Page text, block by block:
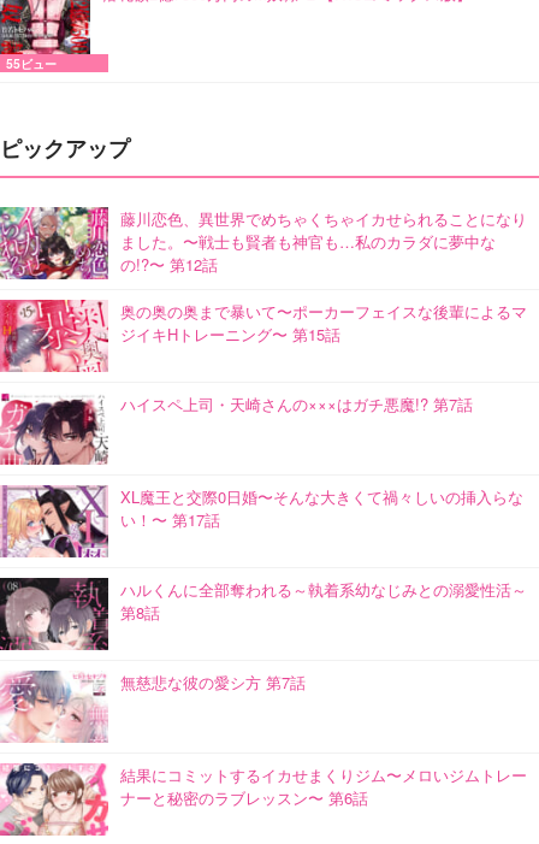
55ビュー
ピックアップ
藤川恋色、異世界でめちゃくちゃイカせられることになり
ました。〜戦士も賢者も神官も…私のカラダに夢中な
の!?〜 第12話
奥の奥の奥まで暴いて〜ポーカーフェイスな後輩によるマ
ジイキHトレーニング〜 第15話
ハイスペ上司・天崎さんの×××はガチ悪魔!? 第7話
XL魔王と交際0日婚〜そんな大きくて禍々しいの挿入らな
い！〜 第17話
ハルくんに全部奪われる～執着系幼なじみとの溺愛性活～
第8話
無慈悲な彼の愛シ方 第7話
結果にコミットするイカせまくりジム〜メロいジムトレー
ナーと秘密のラブレッスン〜 第6話